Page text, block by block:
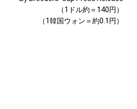
（1ドル約＝140円）
（1韓国ウォン＝約0.1円）